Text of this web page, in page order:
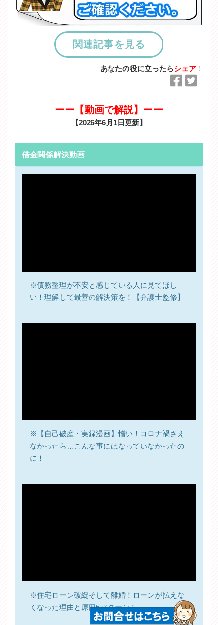
関連記事を見る
あなたの役に立ったらシェア！
で
ーー【動画で解説】ーー
【2026年6月1日更新】
借金関係解決動画
※債務整理が不安と感じている人に見てほし
い！理解して最善の解決策を！【弁護士監修】
※【自己破産・実録漫画】憎い！コロナ禍さえ
なかったら…こんな事にはなっていなかったの
に！
※住宅ローン破綻そして離婚！ローンが払えな
くなった理由と原因6パターン！